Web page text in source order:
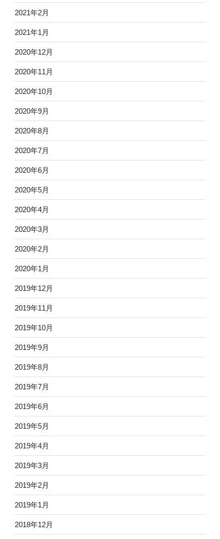
2021年2月
2021年1月
2020年12月
2020年11月
2020年10月
2020年9月
2020年8月
2020年7月
2020年6月
2020年5月
2020年4月
2020年3月
2020年2月
2020年1月
2019年12月
2019年11月
2019年10月
2019年9月
2019年8月
2019年7月
2019年6月
2019年5月
2019年4月
2019年3月
2019年2月
2019年1月
2018年12月